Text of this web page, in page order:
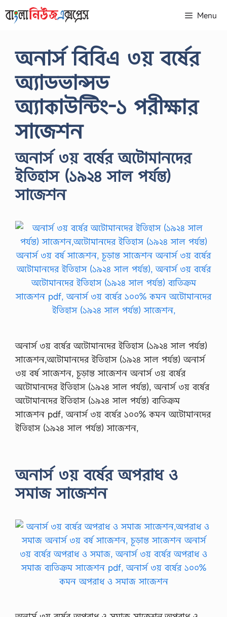
to
Menu
অনার্স বিবিএ ৩য় বর্ষের
অ্যাডভান্সড
অ্যাকাউন্টিং-১ পরীক্ষার
সাজেশন
অনার্স ৩য় বর্ষের অটোমানদের
ইতিহাস (১৯২৪ সাল পর্যন্ত)
সাজেশন
অনার্স ৩য় বর্ষের অটোমানদের ইতিহাস (১৯২৪ সাল পর্যন্ত)
সাজেশন,অটোমানদের ইতিহাস (১৯২৪ সাল পর্যন্ত) অনার্স
৩য় বর্ষ সাজেশন, চূড়ান্ত সাজেশন অনার্স ৩য় বর্ষের
অটোমানদের ইতিহাস (১৯২৪ সাল পর্যন্ত), অনার্স ৩য় বর্ষের
অটোমানদের ইতিহাস (১৯২৪ সাল পর্যন্ত) ব্যতিক্রম
সাজেশন pdf, অনার্স ৩য় বর্ষের ১০০% কমন অটোমানদের
ইতিহাস (১৯২৪ সাল পর্যন্ত) সাজেশন,
অনার্স ৩য় বর্ষের অপরাধ ও
সমাজ সাজেশন